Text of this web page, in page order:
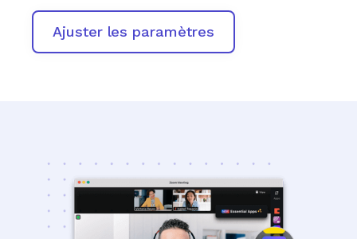
Ajuster les paramètres